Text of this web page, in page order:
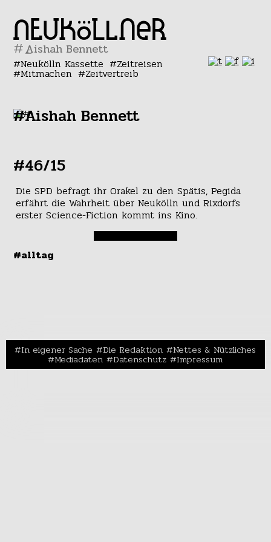
#
Neukölln Kassette Zeitreisen
Mitmachen Zeitvertreib
#Aishah Bennett
#46/15
Die SPD befragt ihr Orakel zu den Spätis, Pegida
erfährt die Wahrheit über Neukölln und Rixdorfs
erster Science-Fiction kommt ins Kino.
#alltag
In eigener Sache Die Redaktion Nettes & Nützliches
Mediadaten Datenschutz Impressum